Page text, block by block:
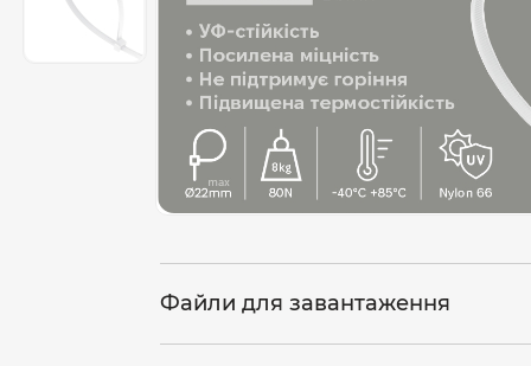
Файли для завантаження